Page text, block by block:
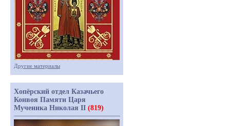
Другие материалы
Хопёрский отдел Казачьего
Конвоя Памяти Царя
Мученика Николая II (819)